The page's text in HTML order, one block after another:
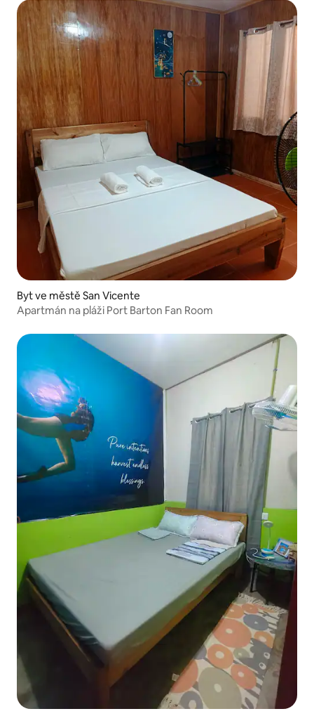
Byt ve městě San Vicente
Apartmán na pláži Port Barton Fan Room